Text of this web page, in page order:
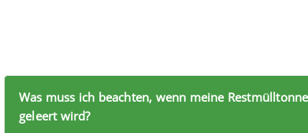
Was muss ich beachten, wenn meine
geleert wird?